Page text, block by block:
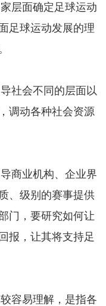
层面确定足球运动
足球运动发展的理
会不同的层面以
调动各种社会资源
商业机构、企业界
、级别的赛事提供
门，要研究如何让
报，让其将支持足
容易理解，是指各